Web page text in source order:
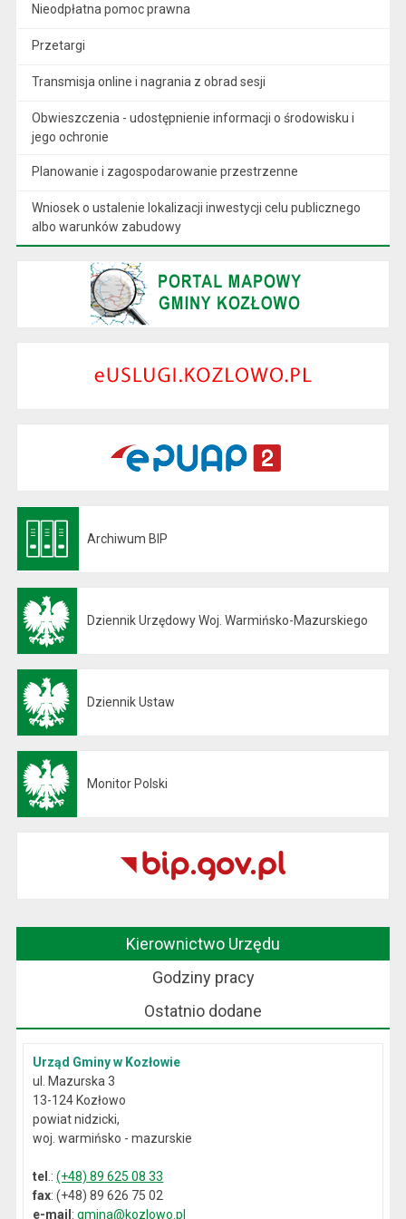
Nieodpłatna pomoc prawna
Przetargi
Transmisja online i nagrania z obrad sesji
Obwieszczenia - udostępnienie informacji o środowisku i
jego ochronie
Planowanie i zagospodarowanie przestrzenne
Wniosek o ustalenie lokalizacji inwestycji celu publicznego
albo warunków zabudowy
Archiwum BIP
Dziennik Urzędowy Woj. Warmińsko-Mazurskiego
Dziennik Ustaw
Monitor Polski
Kierownictwo Urzędu
Godziny pracy
Ostatnio dodane
Urząd Gminy w Kozłowie
ul. Mazurska 3
13-124 Kozłowo
powiat nidzicki,
woj. warmińsko - mazurskie
tel .:(+48) 89 625 08 33
fax: (+48) 89 626 75 02
e-mail:gmina@kozlowo.pl